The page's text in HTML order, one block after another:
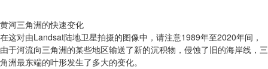
黄河三角洲的快速变化
在这对由Landsat陆地卫星拍摄的图像中，请注意1989年至2020年间，
由于河流向三角洲的某些地区输送了新的沉积物，侵蚀了旧的海岸线，三
角洲最东端的叶形发生了多大的变化。